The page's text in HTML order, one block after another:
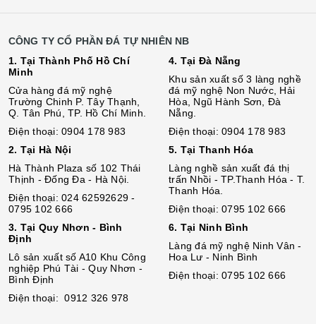
CÔNG TY CỔ PHẦN ĐÁ TỰ NHIÊN NB
1. Tại Thành Phố Hồ Chí
Minh
Cửa hàng đá mỹ nghệ
Trường Chinh P. Tây Thạnh,
Q. Tân Phú, TP. Hồ Chí Minh.
Điện thoại: 0904 178 983
2. Tại Hà Nội
Hà Thành Plaza số 102 Thái
Thịnh - Đống Đa - Hà Nội.
Điện thoại: 024 62592629 -
0795 102 666
3. Tại Quy Nhơn - Bình
Định
Lô sản xuất số A10 Khu Công
nghiệp Phú Tài - Quy Nhơn -
Bình Định
Điện thoại: 0912 326 978
4. Tại Đà Nẵng
Khu sản xuất số 3 làng nghề
đá mỹ nghệ Non Nước, Hải
Hòa, Ngũ Hành Sơn, Đà
Nẵng.
Điện thoại: 0904 178 983
5. Tại Thanh Hóa
Làng nghề sản xuất đá thị
trấn Nhồi - TP.Thanh Hóa - T.
Thanh Hóa.
Điện thoại: 0795 102 666
6. Tại Ninh Bình
Làng đá mỹ nghệ Ninh Vân -
Hoa Lư - Ninh Bình
Điện thoại: 0795 102 666